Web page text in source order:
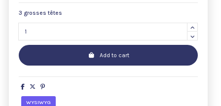
3 grosses têtes
Add to cart
WYSIWYG